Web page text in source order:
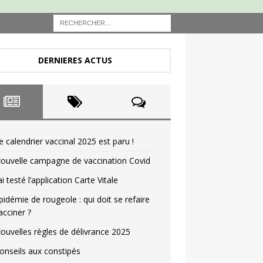
DERNIERES ACTUS
calendrier vaccinal 2025 est paru !
campagne de vaccination Covid
testé l’application Carte Vitale
de rougeole : qui doit se refaire
?
règles de délivrance 2025
aux constipés